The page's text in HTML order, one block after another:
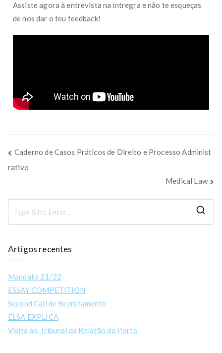
Assiste agora à entrevista na íntregra e não te esqueças
de nos dar o teu feedback!
Caderno de Casos Práticos de Direito e Processo Administ
rativo
Medical Law
Artigos recentes
Mandato 21/22
ESSAY COMPETITION
Second Call de Recrutamento
ELSA EXPLICA
Visita ao Tribunal da Relação do Porto